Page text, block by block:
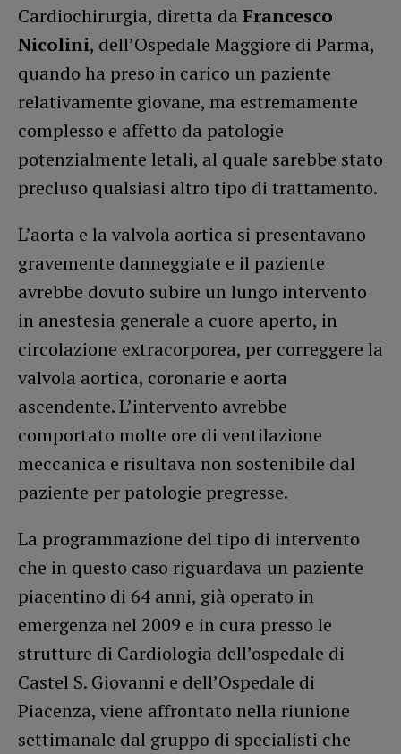
Cardiochirurgia, diretta da Francesco
Nicolini, dell’Ospedale Maggiore di Parma,
quando ha preso in carico un paziente
relativamente giovane, ma estremamente
complesso e affetto da patologie
potenzialmente letali, al quale sarebbe stato
precluso qualsiasi altro tipo di trattamento.
L’aorta e la valvola aortica si presentavano
gravemente danneggiate e il paziente
avrebbe dovuto subire un lungo intervento
in anestesia generale a cuore aperto, in
circolazione extracorporea, per correggere la
valvola aortica, coronarie e aorta
ascendente. L’intervento avrebbe
comportato molte ore di ventilazione
meccanica e risultava non sostenibile dal
paziente per patologie pregresse.
La programmazione del tipo di intervento
che in questo caso riguardava un paziente
piacentino di 64 anni, già operato in
emergenza nel 2009 e in cura presso le
strutture di Cardiologia dell’ospedale di
Castel S. Giovanni e dell’Ospedale di
Piacenza, viene affrontato nella riunione
settimanale dal gruppo di specialisti che